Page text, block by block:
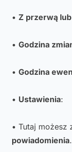
• Z przerwą
• Godzina
• Godzina
• Ustawienia:
• Tutaj możesz
powiadomienia.